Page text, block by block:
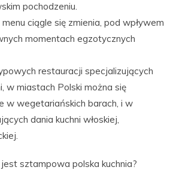
pochodzeniu.
ciągle się zmienia, pod wpływem
momentach egzotycznych
restauracji specjalizujących
w miastach Polski można się
w wegetariańskich barach, i w
dania kuchni włoskiej,
sztampowa polska kuchnia?